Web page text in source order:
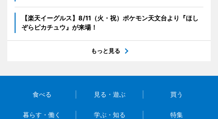
【楽天イーグルス】8/11（火・祝）ポケモン天文台より『ほし
ぞらピカチュウ』が来場！
もっと見る
食べる 見る・遊ぶ 買う
暮らす・働く 学ぶ・知る 特集